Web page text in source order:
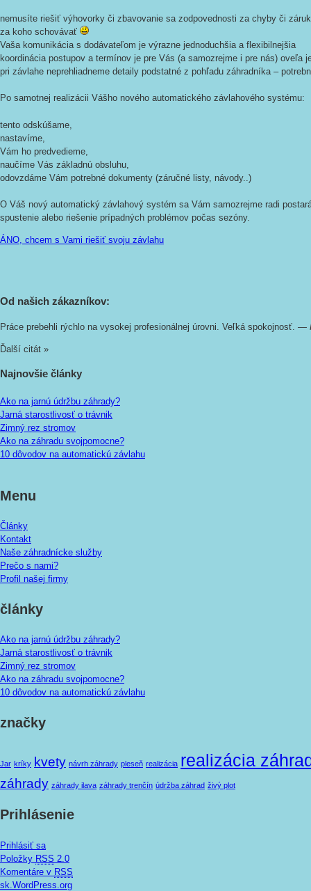
nemusíte riešiť výhovorky či zbavovanie sa zodpovednosti za chyby či
za koho schovávať
Vaša komunikácia s dodávateľom je výrazne jednoduchšia a flexibilnejšia
koordinácia postupov a termínov je pre Vás (a samozrejme i pre nás) oveľa
pri závlahe neprehliadneme detaily podstatné z pohľadu záhradníka –
Po samotnej realizácii Vášho nového automatického závlahového systému:
tento odskúšame,
nastavíme,
Vám ho predvedieme,
naučíme Vás základnú obsluhu,
odovzdáme Vám potrebné dokumenty (záručné listy, návody..)
O Váš nový automatický závlahový systém sa Vám samozrejme radi
spustenie alebo riešenie prípadných problémov počas sezóny.
ÁNO, chcem s Vami riešiť svoju závlahu
Od našich zákazníkov:
Práce prebehli rýchlo na vysokej profesionálnej úrovni. Veľká spokojnosť. —
Ďalší citát »
Najnovšie články
Ako na jarnú údržbu záhrady?
Jarná starostlivosť o trávnik
Zimný rez stromov
Ako na záhradu svojpomocne?
10 dôvodov na automatickú závlahu
Menu
Články
Kontakt
Naše záhradnícke služby
Prečo s nami?
Profil našej firmy
články
Ako na jarnú údržbu záhrady?
Jarná starostlivosť o trávnik
Zimný rez stromov
Ako na záhradu svojpomocne?
10 dôvodov na automatickú závlahu
značky
Jar kríky kvety návrh záhrady pleseň realizácia realizácia
záhrady záhrady ilava záhrady trenčín údržba záhrad živý plot
Prihlásenie
Prihlásiť sa
Položky RSS 2.0
Komentáre v RSS
sk.WordPress.org